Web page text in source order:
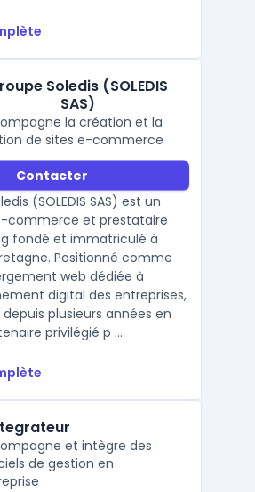
Soledis (SOLEDIS
SAS)
la création et la
de sites e-commerce
Contacter
(SOLEDIS SAS) est un
commerce et prestataire
fondé et immatriculé à
Positionné comme
web dédiée à
digital des entreprises,
plusieurs années en
privilégié p ...
et intègre des
de gestion en